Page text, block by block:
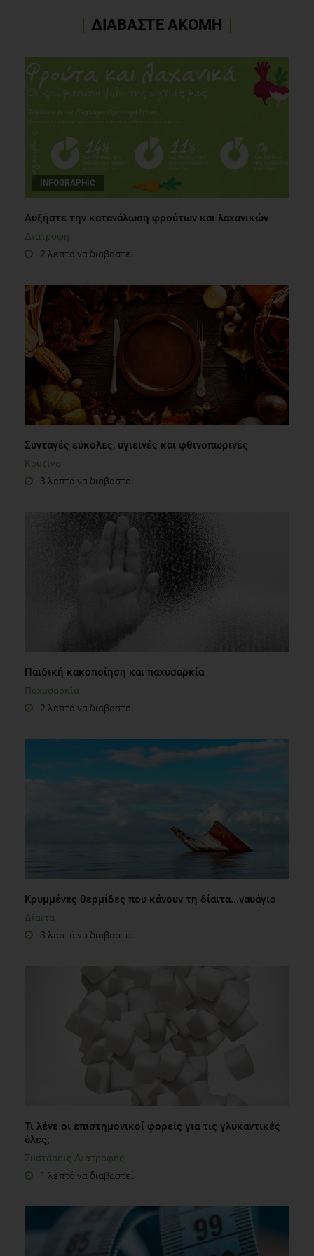
Αρχές και Κλινική Πράξη της Ιατρικής Παθολογίας, pp.
950-965 [Craig, J.I.O, Haynes, A.P., McClelland, D.B.L,
Εθνικός Διατροφικός Οδηγός για ενήλικες, 2014.
Ινστιτούτο Προληπτικής Περιβαλλοντικής και Εργασιακής
ΔΙΑΒΑΣΤΕ ΑΚΟΜΗ
INFOGRAPHIC
Αυξήστε την κατανάλωση φρούτων και λαχανικών
Διατροφή
2 λεπτά να διαβαστεί
Συνταγές εύκολες, υγιεινές και φθινοπωρινές
Κουζίνα
3 λεπτά να διαβαστεί
Παιδική κακοποίηση και παχυσαρκία
Παχυσαρκία
2 λεπτά να διαβαστεί
Κρυμμένες θερμίδες που κάνουν τη δίαιτα...ναυάγιο
Δίαιτα
3 λεπτά να διαβαστεί
Τι λένε οι επιστημονικοί φορείς για τις γλυκαντικές
ύλες;
Συστάσεις Διατροφής
1 λεπτό να διαβαστεί